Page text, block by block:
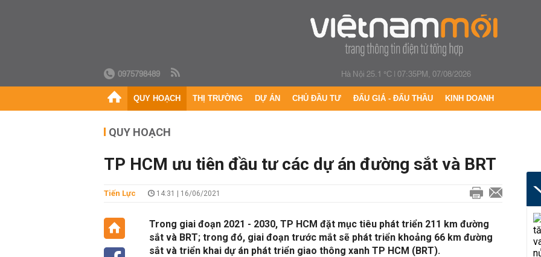
0975798489 Hà Nội 25.1 °C|07:35PM, 07/08/2026
QUY HOẠCH THỊ TRƯỜNG DỰ ÁN CHỦ ĐẦU TƯ ĐẤU GIÁ - ĐẤU THẦU KINH DOANH
QUY HOẠCH
TP HCM ưu tiên đầu tư các dự án đường sắt và BRT
Tiến Lực 14:31 | 16/06/2021
Trong giai đoạn 2021 - 2030, TP HCM đặt mục tiêu phát triển 211 km đường
sắt và BRT; trong đó, giai đoạn trước mắt sẽ phát triển khoảng 66 km đường
sắt và triển khai dự án phát triển giao thông xanh TP HCM (BRT).